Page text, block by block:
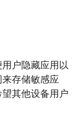
户隐藏应用以
存储敏感应
其他设备用户